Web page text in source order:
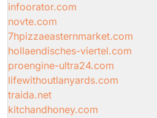
infoorator.com
novte.com
7hpizzaeasternmarket.com
hollaendisches-viertel.com
proengine-ultra24.com
lifewithoutlanyards.com
traida.net
kitchandhoney.com